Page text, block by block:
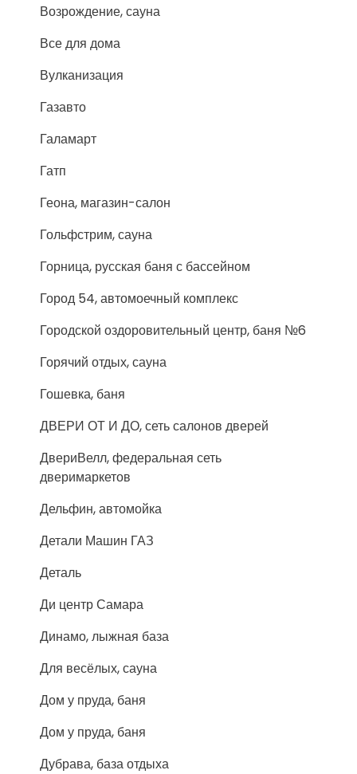
Возрождение, сауна
Все для дома
Вулканизация
Газавто
Галамарт
Гатп
Геона, магазин-салон
Гольфстрим, сауна
Горница, русская баня с бассейном
Город 54, автомоечный комплекс
Городской оздоровительный центр, баня №6
Горячий отдых, сауна
Гошевка, баня
ДВЕРИ ОТ И ДО, сеть салонов дверей
ДвериВелл, федеральная сеть
дверимаркетов
Дельфин, автомойка
Детали Машин ГАЗ
Деталь
Ди центр Самара
Динамо, лыжная база
Для весёлых, сауна
Дом у пруда, баня
Дом у пруда, баня
Дубрава, база отдыха